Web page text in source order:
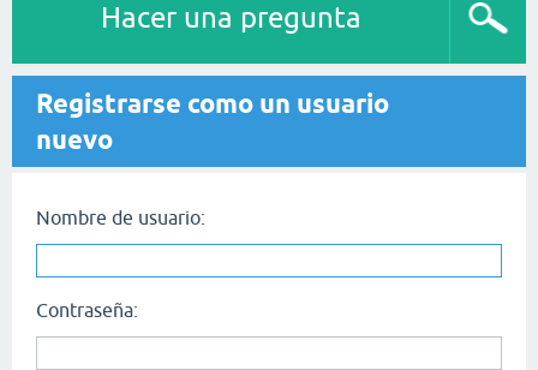
Hacer una pregunta
Registrarse como un usuario
nuevo
Nombre de usuario:
Contraseña: